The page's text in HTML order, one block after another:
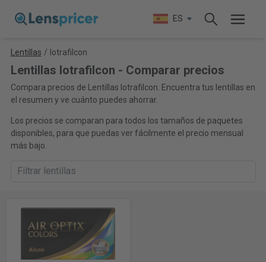
ES
Lentillas / Iotrafilcon
Lentillas Iotrafilcon - Comparar precios
Compara precios de Lentillas Iotrafilcon. Encuentra tus lentillas en
el resumen y ve cuánto puedes ahorrar.
Los precios se comparan para todos los tamaños de paquetes
disponibles, para que puedas ver fácilmente el precio mensual
más bajo.